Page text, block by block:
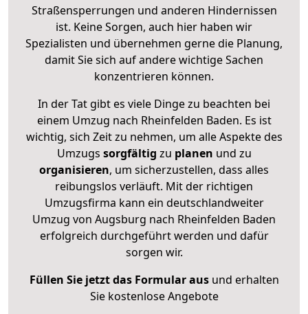
Straßensperrungen und anderen Hindernissen
ist. Keine Sorgen, auch hier haben wir
Spezialisten und übernehmen gerne die Planung,
damit Sie sich auf andere wichtige Sachen
konzentrieren können.
In der Tat gibt es viele Dinge zu beachten bei
einem Umzug nach Rheinfelden Baden. Es ist
wichtig, sich Zeit zu nehmen, um alle Aspekte des
Umzugs sorgfältig zu planen und zu
organisieren, um sicherzustellen, dass alles
reibungslos verläuft. Mit der richtigen
Umzugsfirma kann ein deutschlandweiter
Umzug von Augsburg nach Rheinfelden Baden
erfolgreich durchgeführt werden und dafür
sorgen wir.
Füllen Sie jetzt das Formular ausund erhalten
Sie kostenlose Angebote